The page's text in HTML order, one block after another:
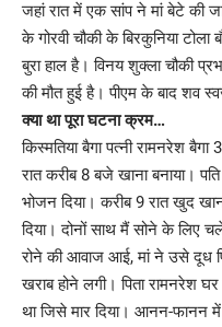
जहां रात में एक सांप ने मां बेटे की
के गोरवी चौकी के बिरकुनिया टोला
बुरा हाल है। विनय शुक्ला चौकी
की मौत हुई है। पीएम के बाद शव
क्या था पूरा घटना क्रम…
किस्मतिया बैगा पत्नी रामनरेश बैगा
रात करीब 8 बजे खाना बनाया।
भोजन दिया। करीब 9 रात खुद
दिया। दोनों साथ मैं सोने के लिए
रोने की आवाज आई, मां ने उसे दूध
खराब होने लगी। पिता रामनरेश
था जिसे मार दिया। आनन-फानन